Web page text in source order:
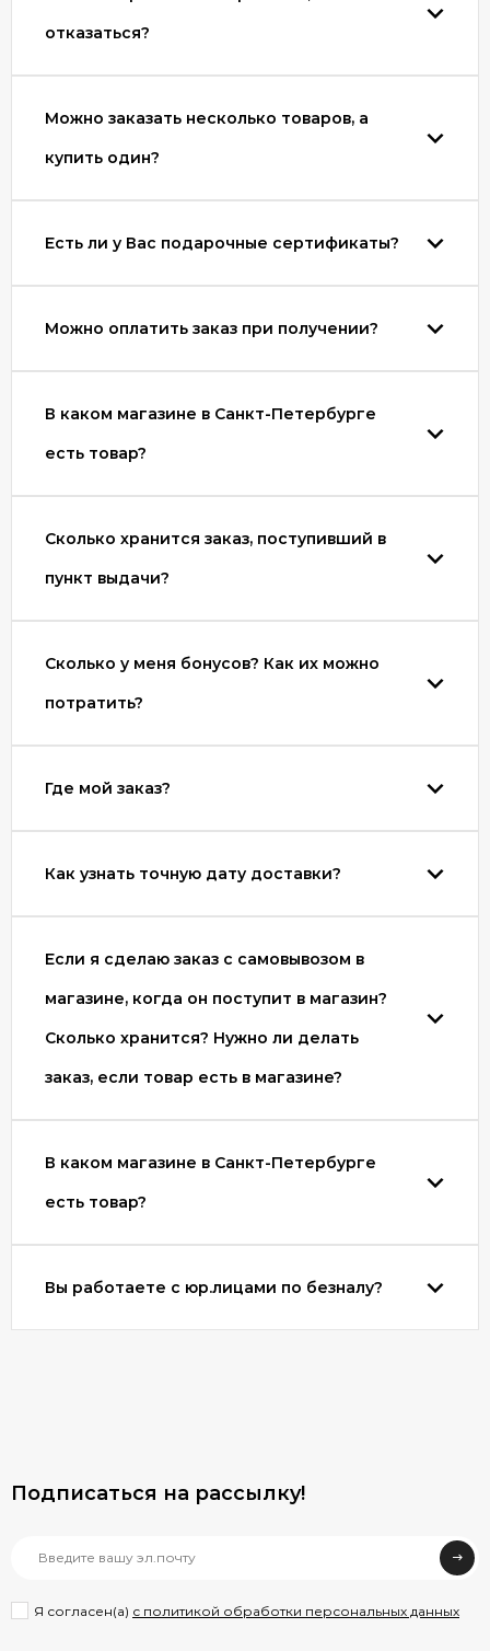
отказаться?
Можно заказать несколько товаров, а
купить один?
Есть ли у Вас подарочные сертификаты?
Можно оплатить заказ при получении?
В каком магазине в Санкт-Петербурге
есть товар?
Сколько хранится заказ, поступивший в
пункт выдачи?
Сколько у меня бонусов? Как их можно
потратить?
Где мой заказ?
Как узнать точную дату доставки?
Если я сделаю заказ с самовывозом в
магазине, когда он поступит в магазин?
Сколько хранится? Нужно ли делать
заказ, если товар есть в магазине?
В каком магазине в Санкт-Петербурге
есть товар?
Вы работаете с юр.лицами по безналу?
Подписаться на рассылкy!
Я согласен(a) с политикой обработки персональных данных